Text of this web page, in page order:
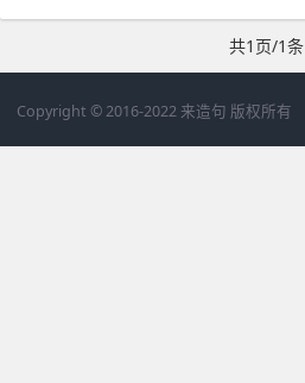
共1页/1条
Copyright © 2016-2022 来造句 版权所有